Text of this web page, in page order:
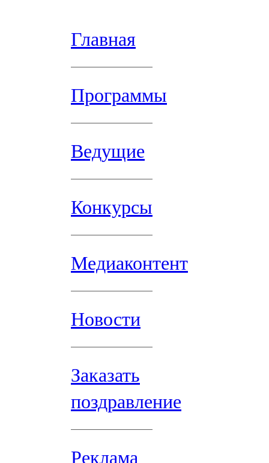
Главная
Программы
Ведущие
Конкурсы
Медиаконтент
Новости
Заказать
поздравление
Реклама